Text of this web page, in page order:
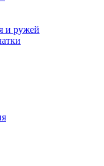
и ружей